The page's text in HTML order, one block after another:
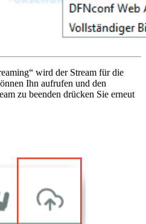
wird der Stream für die
Ihn aufrufen und den
zu beenden drücken Sie erneut